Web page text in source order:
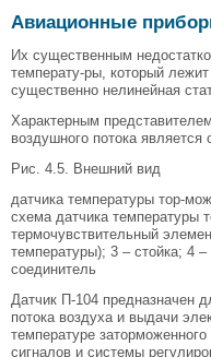
Авиационные
Их существенным
температу-ры, который
существенно нелинейная
Характерным
воздушного потока
Рис. 4.5. Внешний вид
датчика температуры тор-
схема датчика температуры
термочувствительный
температуры); 3 – стойка; 4
соединитель
Датчик П-104 предназначен
потока воздуха и выдачи
температуре
сигналов и системы